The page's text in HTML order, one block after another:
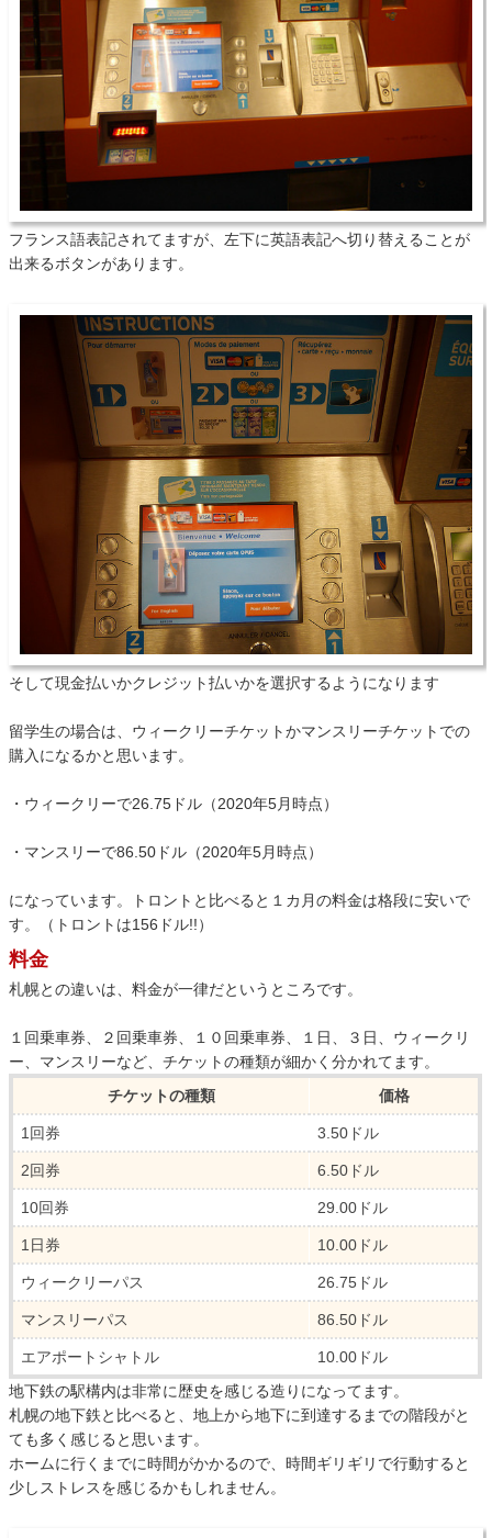
フランス語表記されてますが、左下に英語表記へ切り替えることが
出来るボタンがあります。
そして現金払いかクレジット払いかを選択するようになります
留学生の場合は、ウィークリーチケットかマンスリーチケットでの
購入になるかと思います。
・ウィークリーで26.75ドル（2020年5月時点）
・マンスリーで86.50ドル（2020年5月時点）
になっています。トロントと比べると１カ月の料金は格段に安いで
す。（トロントは156ドル!!）
料金
札幌との違いは、料金が一律だというところです。
１回乗車券、２回乗車券、１０回乗車券、１日、３日、ウィークリ
ー、マンスリーなど、チケットの種類が細かく分かれてます。
チケットの種類
価格
1回券 3.50ドル
2回券 6.50ドル
10回券 29.00ドル
1日券 10.00ドル
ウィークリーパス 26.75ドル
マンスリーパス 86.50ドル
エアポートシャトル
10.00ドル
地下鉄の駅構内は非常に歴史を感じる造りになってます。
札幌の地下鉄と比べると、地上から地下に到達するまでの階段がと
ても多く感じると思います。
ホームに行くまでに時間がかかるので、時間ギリギリで行動すると
少しストレスを感じるかもしれません。